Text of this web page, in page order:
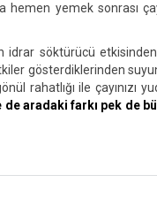
hemen yemek sonrası
söktürücü etkisinden
gösterdiklerinden
rahatlığı ile çayınızı
aradaki farkı pek de